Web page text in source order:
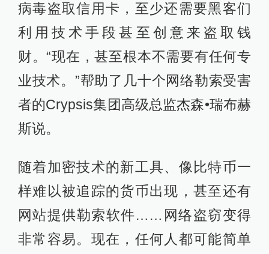
病毒盗取信用卡，至少还需要黑客们
利用技术手段甚至创意来盗取钱
财。“现在，甚至根本不需要有任何专
业技术。”帮助了几十个网络勒索受害
者的Crypsis集团高级总监杰森•瑞布赫
斯说。
随着加密技术的新工具、像比特币一
样难以被追踪的货币出现，甚至还有
网站提供勒索软件……网络盗窃变得
非常容易。现在，任何人都可能简单